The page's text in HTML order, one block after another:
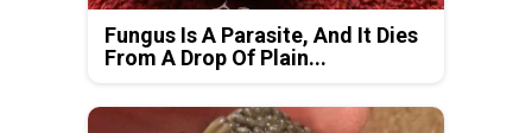
Fungus Is A Parasite, And It Dies
From A Drop Of Plain...